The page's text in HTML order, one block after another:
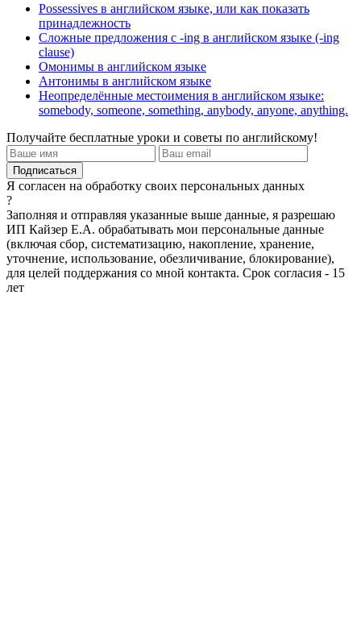
Possessives в английском языке, или как показать
принадлежность
Сложные предложения с -ing в английском языке (-ing
clause)
Омонимы в английском языке
Антонимы в английском языке
Неопределённые местоимения в английском языке:
somebody, someone, something, anybody, anyone, anything.
Получайте бесплатные уроки и советы по английскому!
Я согласен на обработку своих персональных данных
?
Заполняя и отправляя указанные выше данные, я разрешаю
ИП Кайзер Е.А. обрабатывать мои персональные данные
(включая сбор, систематизацию, накопление, хранение,
уточнение, использование, обезличивание, блокирование),
для целей поддержания со мной контакта. Срок согласия - 15
лет